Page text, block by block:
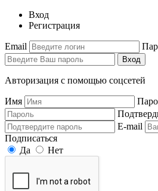
Вход
Регистрация
Email
Вход
Авторизация с помощью соцсетей
Имя
E-mail
Подписаться
Да
Нет